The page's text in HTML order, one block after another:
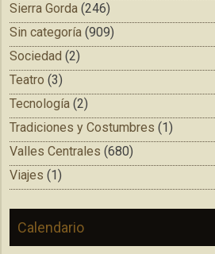
Sierra Gorda (246)
Sin categoría (909)
Sociedad (2)
Teatro (3)
Tecnología (2)
Tradiciones y Costumbres (1)
Valles Centrales (680)
Viajes (1)
Calendario